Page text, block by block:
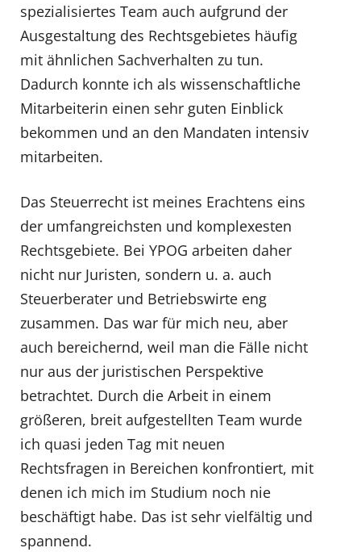
spezialisiertes Team auch aufgrund der
Ausgestaltung des Rechtsgebietes häufig
mit ähnlichen Sachverhalten zu tun.
Dadurch konnte ich als wissenschaftliche
Mitarbeiterin einen sehr guten Einblick
bekommen und an den Mandaten intensiv
mitarbeiten.
Das Steuerrecht ist meines Erachtens eins
der umfangreichsten und komplexesten
Rechtsgebiete. Bei YPOG arbeiten daher
nicht nur Juristen, sondern u. a. auch
Steuerberater und Betriebswirte eng
zusammen. Das war für mich neu, aber
auch bereichernd, weil man die Fälle nicht
nur aus der juristischen Perspektive
betrachtet. Durch die Arbeit in einem
größeren, breit aufgestellten Team wurde
ich quasi jeden Tag mit neuen
Rechtsfragen in Bereichen konfrontiert, mit
denen ich mich im Studium noch nie
beschäftigt habe. Das ist sehr vielfältig und
spannend.